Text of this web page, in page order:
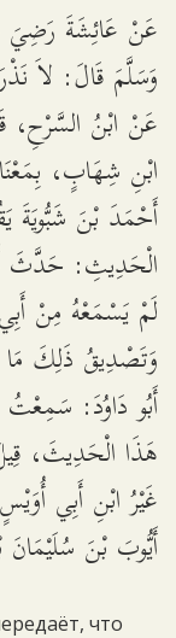
عَنْ عَائِشَةَ رَضِيَ
وَسَلَّمَ قَالَ: لاَ
عَنْ ابْنُ
ابْنِ شِهَابٍ،
أَحْمَدَ بْنَ شَبُّويَةَ
الْحَدِيثِ: حَدَّثَ
لَمْ يَسْمَعْهُ مِنْ
وَتَصْدِيقُ ذَلِكَ مَا
أَبُو دَاوُدَ: سَمِعْتُ
هَذَا الْحَدِيثَ،
غَيْرُ ابْنِ أَبِي
أَيُّوبَ بْنَ
что